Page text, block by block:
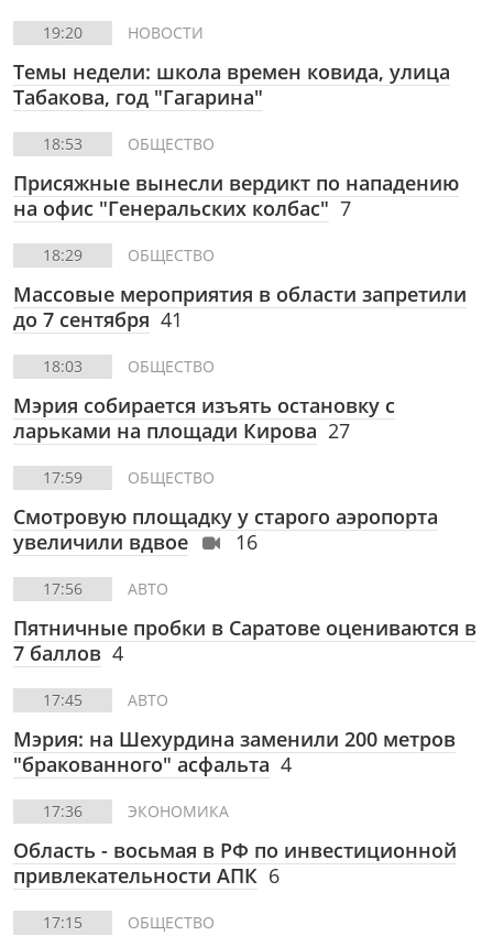
19:20 НОВОСТИ
Темы недели: школа времен ковида, улица
Табакова, год "Гагарина"
18:53 ОБЩЕСТВО
Присяжные вынесли вердикт по нападению
на офис "Генеральских колбас" 7
18:29 ОБЩЕСТВО
Массовые мероприятия в области запретили
до 7 сентября 41
18:03 ОБЩЕСТВО
Мэрия собирается изъять остановку с
ларьками на площади Кирова 27
17:59 ОБЩЕСТВО
Смотровую площадку у старого аэропорта
увеличили вдвое
16
17:56 АВТО
Пятничные пробки в Саратове оцениваются в
7 баллов 4
17:45 АВТО
Мэрия: на Шехурдина заменили 200 метров
"бракованного" асфальта 4
17:36 ЭКОНОМИКА
Область - восьмая в РФ по инвестиционной
привлекательности АПК 6
17:15 ОБЩЕСТВО